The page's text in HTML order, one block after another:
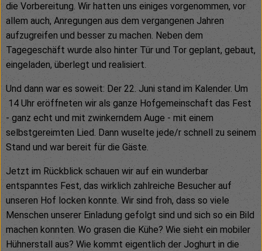
Ökokisten
Obst & Gemüse
Kühltheke
Vorratskammer
Getränke
Haus, Garten & Co.
Über uns
Lieferservice
Neues vom Hof
die Vorbereitung. Wir hatten uns einiges vorgenommen, vor
allem auch, Anregungen aus dem vergangenen Jahren
aufzugreifen und besser zu machen. Neben dem
Tagegeschäft wurde also hinter Tür und Tor geplant, gebaut,
eingeladen, überlegt und realisiert.
Und dann war es soweit: Der 22. Juni stand im Kalender. Um
14 Uhr eröffneten wir als ganze Hofgemeinschaft das Fest
- ganz echt und mit zwinkerndem Auge - mit einem
selbstgereimten Lied. Dann wuselte jede/r schnell zu seinem
Stand und war bereit für die Gäste.
Jetzt im Rückblick schauen wir auf ein wunderbar
entspanntes Fest, das wirklich zahlreiche Besucher auf
unseren Hof locken konnte. Wir sind froh, dass so viele
Menschen unserer Einladung gefolgt sind und sich so ein Bild
machen konnten. Wo grasen die Kühe? Wie sieht ein mobiler
Hühnerstall aus? Wie kommt eigentlich der Joghurt in die